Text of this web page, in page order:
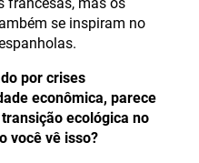
se inspiram no
por crises
econômica, parece
ecológica no
você vê isso?